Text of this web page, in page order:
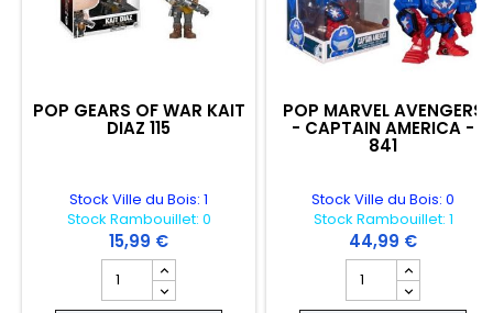
POP GEARS OF WAR KAIT
DIAZ 115
Stock Ville du Bois: 1
Stock Rambouillet: 0
15,99 €
Champ quantité du produit POP GEARS OF WAR KAIT
POP MARVEL AVENGERS
- CAPTAIN AMERICA -
841
Stock Ville du Bois: 0
Stock Rambouillet: 1
(POP OVERSIZED)
44,99 €
Champ quantité du